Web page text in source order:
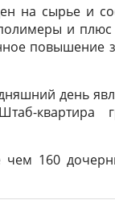
на сырье и
и плюс
повышение
день
квартира
160